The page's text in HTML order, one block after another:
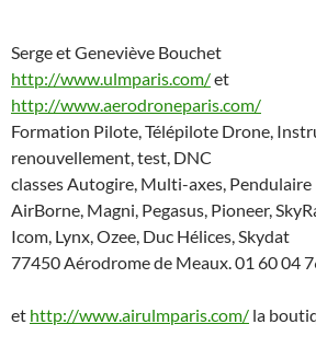
Serge et Geneviève Bouchet
http://www.ulmparis.com/et
http://www.aerodroneparis.com/
Formation Pilote, Télépilote Drone,
renouvellement, test, DNC
classes Autogire, Multi-axes, Pendulaire
AirBorne, Magni, Pegasus, Pioneer,
Icom, Lynx, Ozee, Duc Hélices, Skydat
77450 Aérodrome de Meaux. 01 60 04
et http://www.airulmparis.com/ la